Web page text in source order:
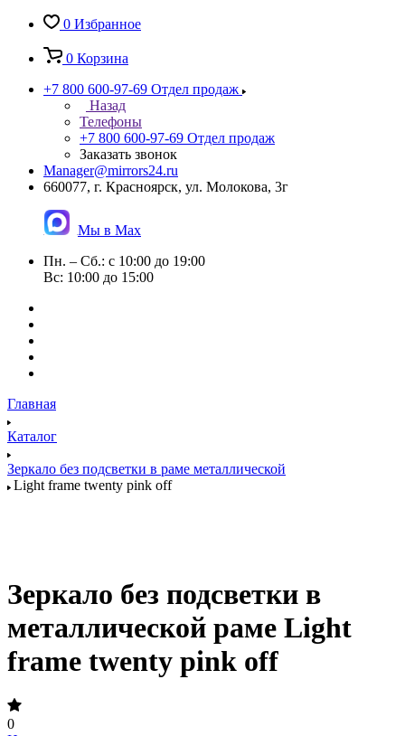
0 Избранное
0 Корзина
+7 800 600-97-69 Отдел продаж
Назад
Телефоны
+7 800 600-97-69 Отдел продаж
Заказать звонок
Manager@mirrors24.ru
660077, г. Красноярск, ул. Молокова, 3г
Мы в Max
Пн. – Сб.: с 10:00 до 19:00
Вс: 10:00 до 15:00
Главная
Каталог
Зеркало без подсветки в раме металлической
Light frame twenty pink off
Зеркало без подсветки в
металлической раме Light
frame twenty pink off
0